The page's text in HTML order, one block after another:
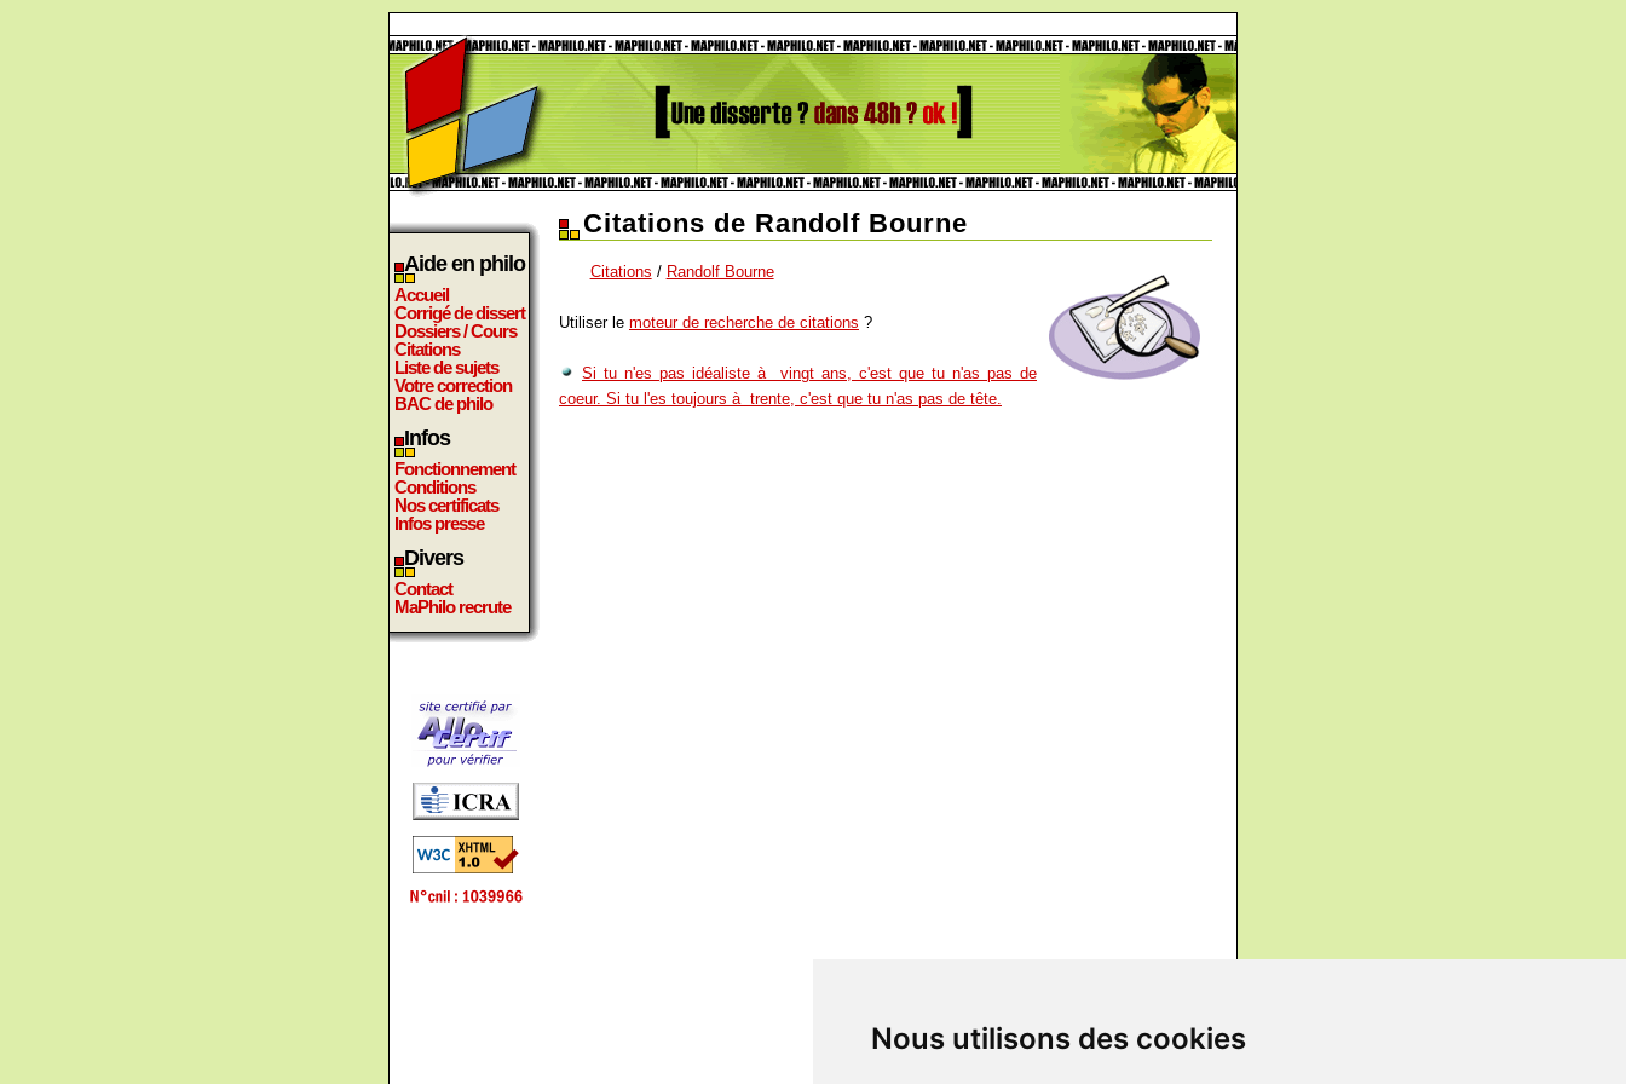
Nous utilisons des cookies
Aide en philo
Accueil
Corrigé de dissert
Dossiers / Cours
Citations
Liste de sujets
Votre correction
BAC de philo
Infos
Fonctionnement
Conditions
Nos certificats
Infos presse
Divers
Contact
MaPhilo recrute
Citations de Randolf Bourne
Citations / Randolf Bourne
Utiliser le moteur de recherche de citations ?
Si tu n'es pas idéaliste à vingt ans, c'est que tu n'as pas de
coeur. Si tu l'es toujours à trente, c'est que tu n'as pas de tête.